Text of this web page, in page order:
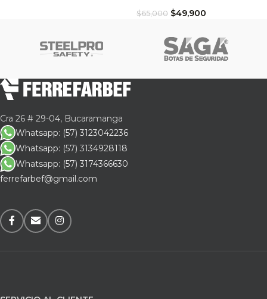
$65,000 $49,900
Cra 26 # 29-04, Bucaramanga
Whatsapp: (57) 3123042236
Whatsapp: (57) 3134928118
Whatsapp: (57) 3174366630
ferrefarbef@gmail.com